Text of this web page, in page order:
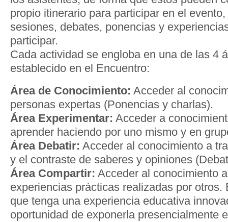
propio itinerario para participar en el
sesiones, debates, ponencias y
participar.
Cada actividad se engloba en una de las 4
establecido en el Encuentro:
Área de Conocimiento: Acceder al
personas expertas (Ponencias y charlas).
Área Experimentar: Acceder a
aprender haciendo por uno mismo y en
Área Debatir: Acceder al conocimiento a
y el contraste de saberes y opiniones
Área Compartir: Acceder al conocimiento
experiencias prácticas realizadas por otros.
que tenga una experiencia educativa
oportunidad de exponerla presencialmente